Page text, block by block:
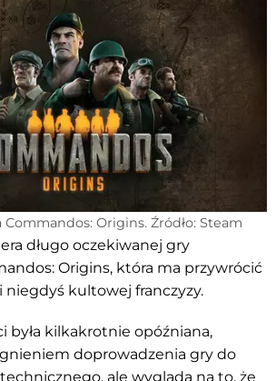
Commandos: Origins. Źródło: Steam
długo oczekiwanej gry
Origins, która ma przywrócić
niegdyś kultowej franczyzy.
była kilkakrotnie opóźniana,
doprowadzenia gry do
ale wygląda na to, że